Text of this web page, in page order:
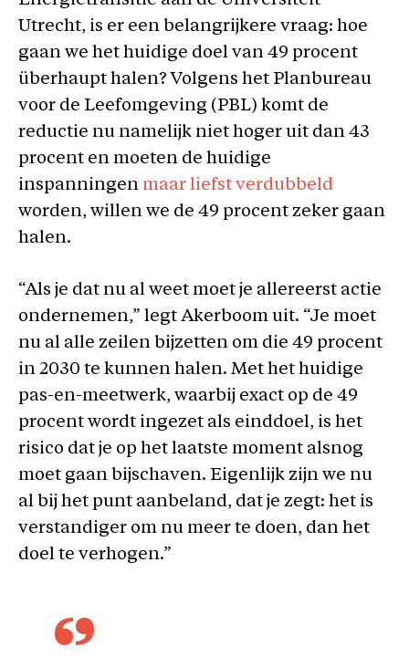
Utrecht, is er een belangrijkere vraag: hoe
gaan we het huidige doel van 49 procent
überhaupt halen? Volgens het Planbureau
voor de Leefomgeving (PBL) komt de
reductie nu namelijk niet hoger uit dan 43
procent en moeten de huidige
inspanningen maar liefst verdubbeld
worden, willen we de 49 procent zeker gaan
halen.
“Als je dat nu al weet moet je allereerst actie
ondernemen,” legt Akerboom uit. “Je moet
nu al alle zeilen bijzetten om die 49 procent
in 2030 te kunnen halen. Met het huidige
pas-en-meetwerk, waarbij exact op de 49
procent wordt ingezet als einddoel, is het
risico dat je op het laatste moment alsnog
moet gaan bijschaven. Eigenlijk zijn we nu
al bij het punt aanbeland, dat je zegt: het is
verstandiger om nu meer te doen, dan het
doel te verhogen.”